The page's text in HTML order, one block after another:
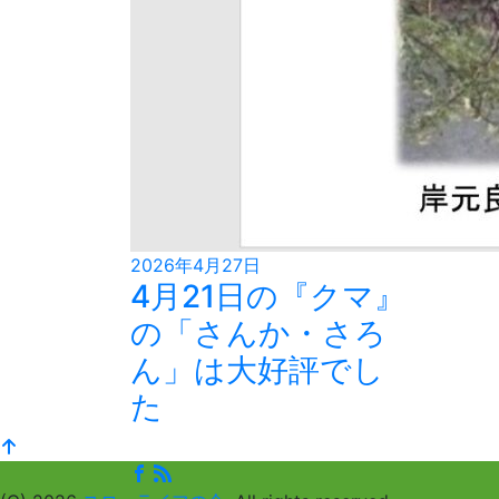
2026年4月27日
4月21日の『クマ』
の「さんか・さろ
ん」は大好評でし
た